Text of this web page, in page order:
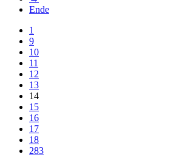
Ende
1
9
10
11
12
13
14
15
16
17
18
283